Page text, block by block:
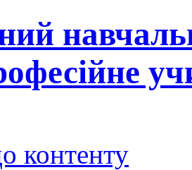
контенту